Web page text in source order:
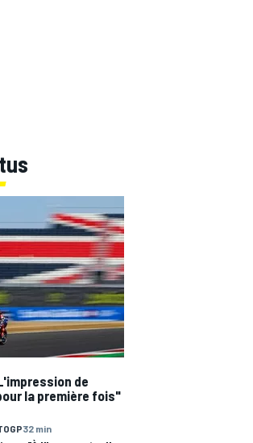
de
la première fois"
32 min